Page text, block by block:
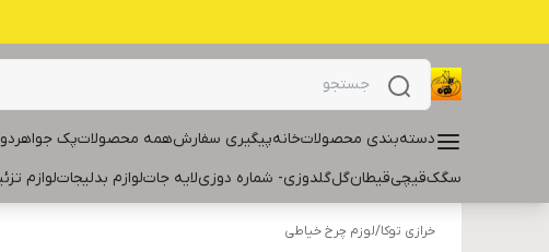
دسته‌بندی محصولاتخانهپیگیری سفارشهمه محصولاتپک
سگکقیچیقیطانگلگلدوزی- شماره دوزیلایه جاتلوازم بدلیجاتلوازم
خرازی توکا/لوزم چرخ خیاطی